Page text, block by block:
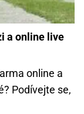
a online live
online a
Podívejte se,